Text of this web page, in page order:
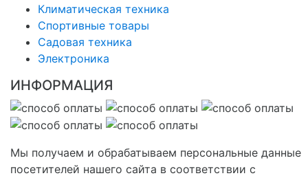
Климатическая техника
Спортивные товары
Садовая техника
Электроника
ИНФОРМАЦИЯ
Мы получаем и обрабатываем персональные данные
посетителей нашего сайта в соответствии с